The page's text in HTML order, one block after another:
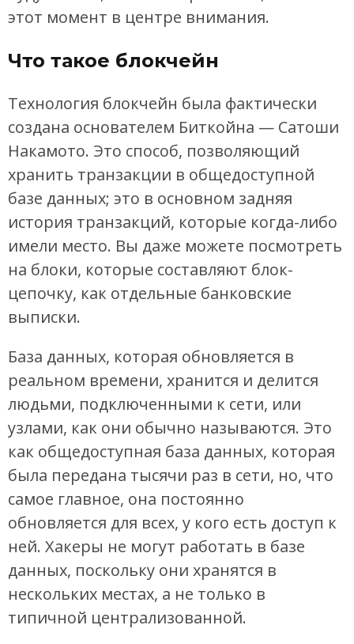
этот момент в центре внимания.
Что такое блокчейн
Технология блокчейн была фактически
создана основателем Биткойна — Сатоши
Накамото. Это способ, позволяющий
хранить транзакции в общедоступной
базе данных; это в основном задняя
история транзакций, которые когда-либо
имели место. Вы даже можете посмотреть
на блоки, которые составляют блок-
цепочку, как отдельные банковские
выписки.
База данных, которая обновляется в
реальном времени, хранится и делится
людьми, подключенными к сети, или
узлами, как они обычно называются. Это
как общедоступная база данных, которая
была передана тысячи раз в сети, но, что
самое главное, она постоянно
обновляется для всех, у кого есть доступ к
ней. Хакеры не могут работать в базе
данных, поскольку они хранятся в
нескольких местах, а не только в
типичной централизованной.